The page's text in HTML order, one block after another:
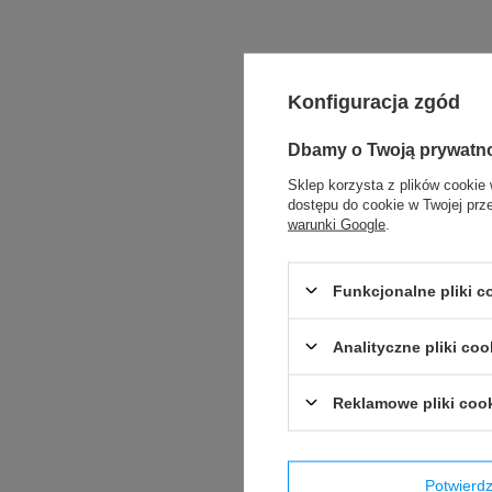
Produkt wprowadzony do
Konfiguracja zgód
Dbamy o Twoją
Sklep korzysta z plików cookie
dostępu do cookie w Twojej
warunki Google
Funkcjonalne pliki
Analityczne pliki
Reklamowe pliki